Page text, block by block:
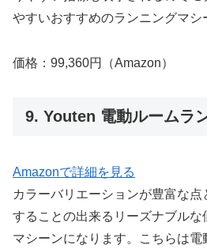
やすいおすすめのランニングマシ
価格：99,360円（Amazon）
9. Youten 電動ルームラ
Amazonで詳細を見る
カラーバリエーションが豊富な点
することの出来るリーズナブル
マシーンになります。こちらは電